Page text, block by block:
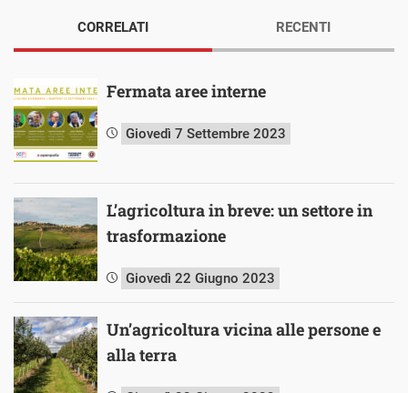
CORRELATI
Fermata aree interne
Giovedì 7 Settembre 2023
L’agricoltura in breve: un settore in
trasformazione
Giovedì 22 Giugno 2023
Un’agricoltura vicina alle persone e
alla terra
RECENTI